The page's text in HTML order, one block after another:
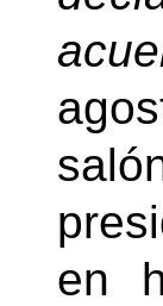
en